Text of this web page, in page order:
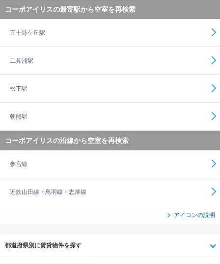
コーポアイリスの最寄駅から空室を再検索
五十鈴ケ丘駅
二見浦駅
松下駅
朝熊駅
コーポアイリスの沿線から空室を再検索
参宮線
近鉄山田線・鳥羽線・志摩線
アイコンの説明
都道府県別に賃貸物件を探す